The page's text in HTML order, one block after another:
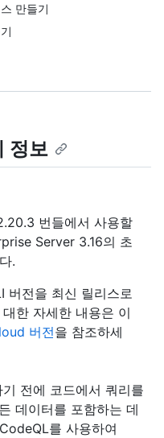
만들기
정보
번들에서 사용할
Server 3.16의 초
.
버전을 최신 릴리스로
한 자세한 내용은 이
버전을 참조하세
전에 코드에서 쿼리를
데이터를 포함하는 데
를 사용하여